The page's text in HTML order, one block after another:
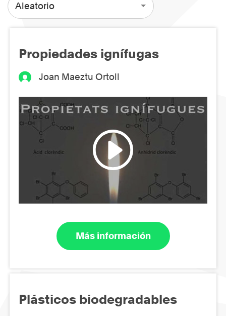
Aleatorio
Propiedades ignífugas
Joan Maeztu Ortoll
Más información
Plásticos biodegradables